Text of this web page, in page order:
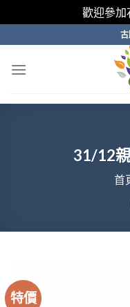
歡迎參加
to
content
31/12
首
特價